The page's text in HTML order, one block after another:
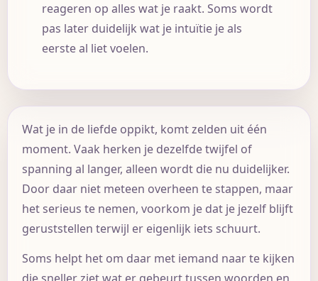
reageren op alles wat je raakt. Soms wordt
pas later duidelijk wat je intuïtie je als
eerste al liet voelen.
Wat je in de liefde oppikt, komt zelden uit één
moment. Vaak herken je dezelfde twijfel of
spanning al langer, alleen wordt die nu duidelijker.
Door daar niet meteen overheen te stappen, maar
het serieus te nemen, voorkom je dat je jezelf blijft
geruststellen terwijl er eigenlijk iets schuurt.
Soms helpt het om daar met iemand naar te kijken